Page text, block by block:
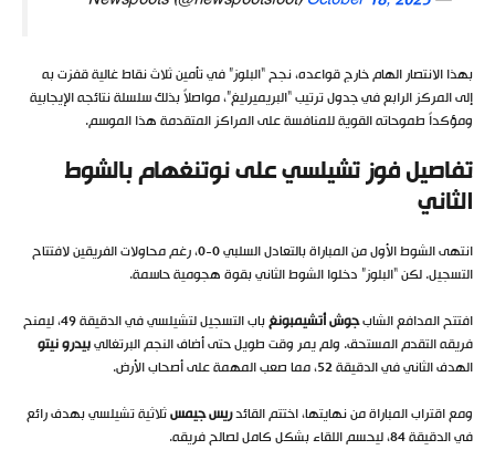
بهذا الانتصار الهام خارج قواعده، نجح “البلوز” في تأمين ثلاث نقاط غالية قفزت به
إلى المركز الرابع في جدول ترتيب “البريميرليغ”، مواصلاً بذلك سلسلة نتائجه الإيجابية
ومؤكداً طموحاته القوية للمنافسة على المراكز المتقدمة هذا الموسم.
تفاصيل فوز تشيلسي على نوتنغهام بالشوط
الثاني
انتهى الشوط الأول من المباراة بالتعادل السلبي 0-0، رغم محاولات الفريقين لافتتاح
التسجيل. لكن “البلوز” دخلوا الشوط الثاني بقوة هجومية حاسمة.
افتتح المدافع الشابجوش أتشيمبونغ
باب التسجيل لتشيلسي في الدقيقة 49، ليمنح
فريقه التقدم المستحق. ولم يمر وقت طويل حتى أضاف النجم البرتغاليبيدرو نيتو
الهدف الثاني في الدقيقة 52، مما صعب المهمة على أصحاب الأرض.
ومع اقتراب المباراة من نهايتها، اختتم القائدريس جيمسثلاثية تشيلسي بهدف رائع
في الدقيقة 84، ليحسم اللقاء بشكل كامل لصالح فريقه.